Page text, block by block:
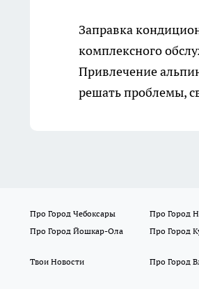
Заправка
комплексного
Привлечение
решать проблемы,
Про Город Чебоксары Про Город
Про Город Йошкар-Ола
Про Город
Твои Новости
Про Город